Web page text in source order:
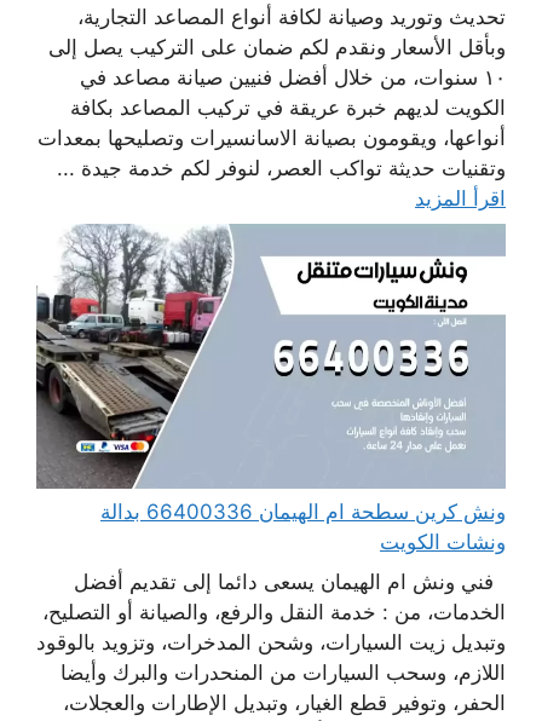
تحديث وتوريد وصيانة لكافة أنواع المصاعد التجارية،
وبأقل الأسعار ونقدم لكم ضمان على التركيب يصل إلى
١٠ سنوات، من خلال أفضل فنيين صيانة مصاعد في
الكويت لديهم خبرة عريقة في تركيب المصاعد بكافة
أنواعها، ويقومون بصيانة الاسانسيرات وتصليحها بمعدات
وتقنيات حديثة تواكب العصر، لنوفر لكم خدمة جيدة ...
اقرأ المزيد
ونش كرين سطحة ام الهيمان 66400336 بدالة
ونشات الكويت
فني ونش ام الهيمان يسعى دائما إلى تقديم أفضل
الخدمات، من : خدمة النقل والرفع، والصيانة أو التصليح،
وتبديل زيت السيارات، وشحن المدخرات، وتزويد بالوقود
اللازم، وسحب السيارات من المنحدرات والبرك وأيضا
الحفر، وتوفير قطع الغيار، وتبديل الإطارات والعجلات،